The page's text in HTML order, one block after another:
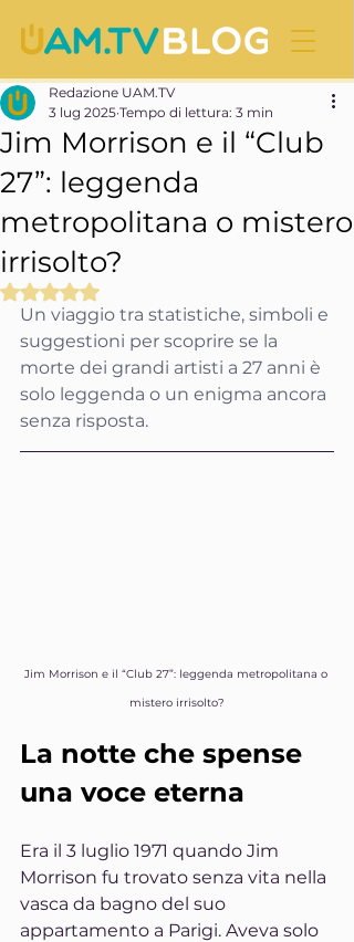
Jim Morrison e il “Club
27”: leggenda
metropolitana o mistero
irrisolto?
Redazione UAM.TV
3 lug 2025 Tempo di lettura: 3 min
Valutazione NaN stelle su 5.
Un viaggio tra statistiche, simboli e
suggestioni per scoprire se la
morte dei grandi artisti a 27 anni è
solo leggenda o un enigma ancora
senza risposta.
Jim Morrison e il “Club 27”: leggenda metropolitana o
mistero irrisolto?
La notte che spense
una voce eterna
Era il 3 luglio 1971 quando Jim
Morrison fu trovato senza vita nella
vasca da bagno del suo
appartamento a Parigi. Aveva solo